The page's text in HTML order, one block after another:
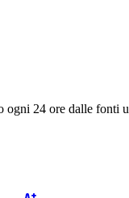
ogni 24 ore dalle